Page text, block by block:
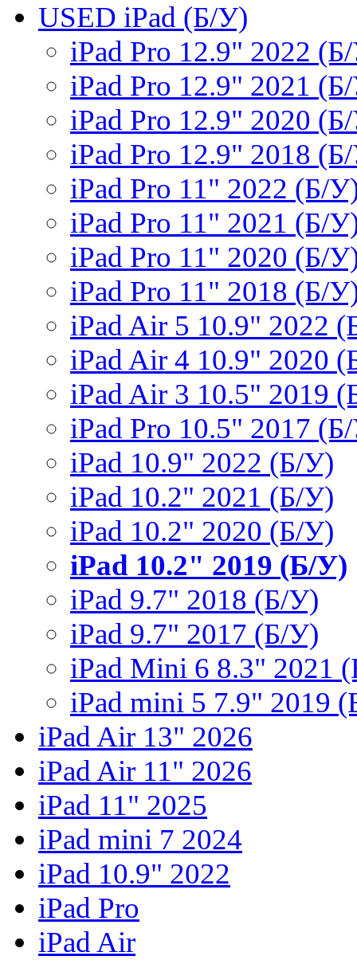
USED iPad (Б/У)
iPad Pro 12.9" 2022
iPad Pro 12.9" 2021
iPad Pro 12.9" 2020
iPad Pro 12.9" 2018
iPad Pro 11" 2022 (Б/
iPad Pro 11" 2021 (Б/
iPad Pro 11" 2020 (Б/
iPad Pro 11" 2018 (Б/
iPad Air 5 10.9" 2022
iPad Air 4 10.9" 2020
iPad Air 3 10.5" 2019
iPad Pro 10.5" 2017
iPad 10.9" 2022 (Б/У)
iPad 10.2" 2021 (Б/У)
iPad 10.2" 2020 (Б/У)
iPad 10.2" 2019 (Б/У)
iPad 9.7" 2018 (Б/У)
iPad 9.7" 2017 (Б/У)
iPad Mini 6 8.3" 2021
iPad mini 5 7.9" 2019
iPad Air 13" 2026
iPad Air 11" 2026
iPad 11" 2025
iPad mini 7 2024
iPad 10.9" 2022
iPad Pro
iPad Air